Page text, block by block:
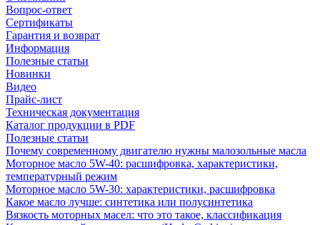
Вопрос-ответ
Сертификаты
Гарантия и возврат
Информация
Полезные статьи
Новинки
Видео
Прайс-лист
Техническая документация
Каталог продукции в PDF
Полезные статьи
Почему современному двигателю нужны малозольные масла
Моторное масло 5W-40: расшифровка, характеристики,
температурный режим
Моторное масло 5W-30: характеристики, расшифровка
Какое масло лучше: синтетика или полусинтетика
Вязкость моторных масел: что это такое, классификация